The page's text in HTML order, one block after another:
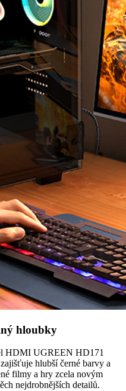
hloubky
HDMI UGREEN HD171
hlubší černé barvy a
filmy a hry zcela novým
nejdrobnějších detailů.